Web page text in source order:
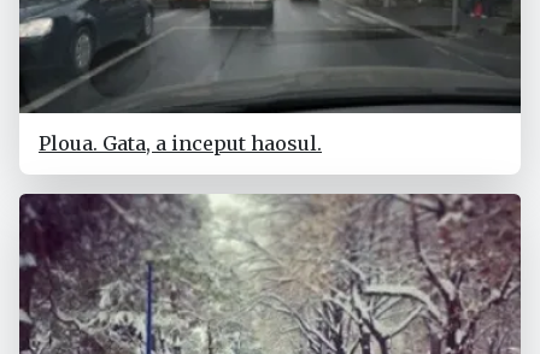
Ploua. Gata, a inceput haosul.